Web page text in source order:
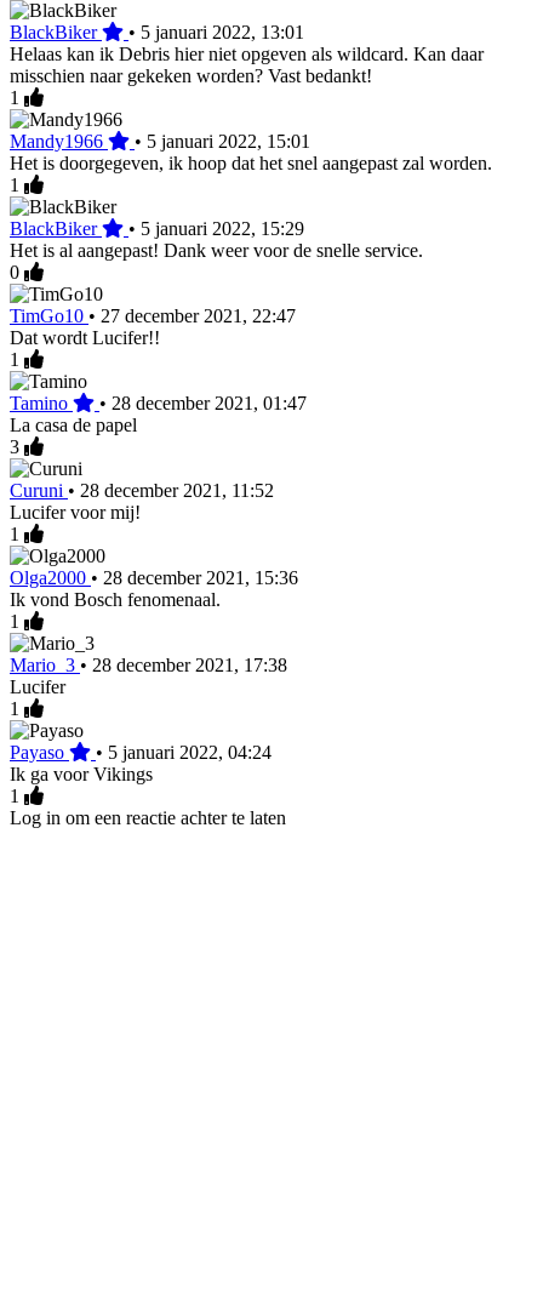
BlackBiker • 5 januari 2022, 13:01
Helaas kan ik Debris hier niet opgeven als wildcard. Kan daar
misschien naar gekeken worden? Vast bedankt!
1
Mandy1966 • 5 januari 2022, 15:01
Het is doorgegeven, ik hoop dat het snel aangepast zal worden.
1
BlackBiker • 5 januari 2022, 15:29
Het is al aangepast! Dank weer voor de snelle service.
0
TimGo10 • 27 december 2021, 22:47
Dat wordt Lucifer!!
1
Tamino • 28 december 2021, 01:47
La casa de papel
3
Curuni • 28 december 2021, 11:52
Lucifer voor mij!
1
Olga2000 • 28 december 2021, 15:36
Ik vond Bosch fenomenaal.
1
Mario_3 • 28 december 2021, 17:38
Lucifer
1
Payaso • 5 januari 2022, 04:24
Ik ga voor Vikings
1
Log in om een reactie achter te laten